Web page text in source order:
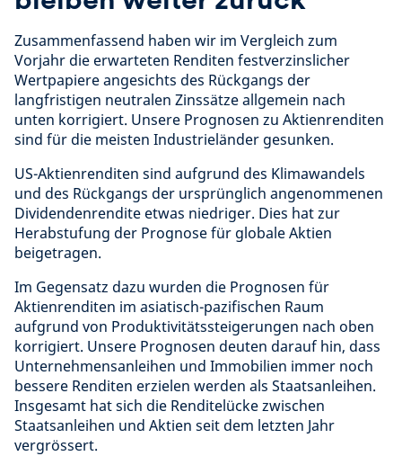
Zusammenfassend haben wir im Vergleich zum
Vorjahr die erwarteten Renditen festverzinslicher
Wertpapiere angesichts des Rückgangs der
langfristigen neutralen Zinssätze allgemein nach
unten korrigiert. Unsere Prognosen zu Aktienrenditen
sind für die meisten Industrieländer gesunken.
US-Aktienrenditen sind aufgrund des Klimawandels
und des Rückgangs der ursprünglich angenommenen
Dividendenrendite etwas niedriger. Dies hat zur
Herabstufung der Prognose für globale Aktien
beigetragen.
Im Gegensatz dazu wurden die Prognosen für
Aktienrenditen im asiatisch-pazifischen Raum
aufgrund von Produktivitätssteigerungen nach oben
korrigiert. Unsere Prognosen deuten darauf hin, dass
Unternehmensanleihen und Immobilien immer noch
bessere Renditen erzielen werden als Staatsanleihen.
Insgesamt hat sich die Renditelücke zwischen
Staatsanleihen und Aktien seit dem letzten Jahr
vergrössert.